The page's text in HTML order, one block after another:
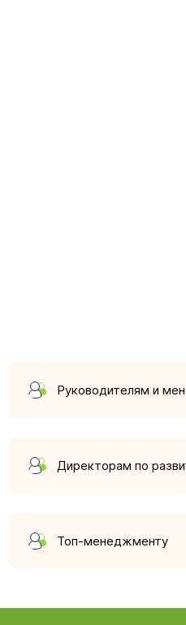
Руководителям и
Директорам по
Топ-менеджменту